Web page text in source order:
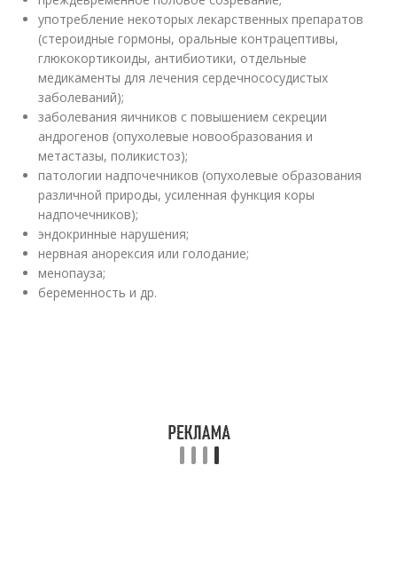
употребление некоторых лекарственных препаратов
(стероидные гормоны, оральные контрацептивы,
глюкокортикоиды, антибиотики, отдельные
медикаменты для лечения сердечнососудистых
заболеваний);
заболевания яичников с повышением секреции
андрогенов (опухолевые новообразования и
метастазы, поликистоз);
патологии надпочечников (опухолевые образования
различной природы, усиленная функция коры
надпочечников);
эндокринные нарушения;
нервная анорексия или голодание;
менопауза;
беременность и др.